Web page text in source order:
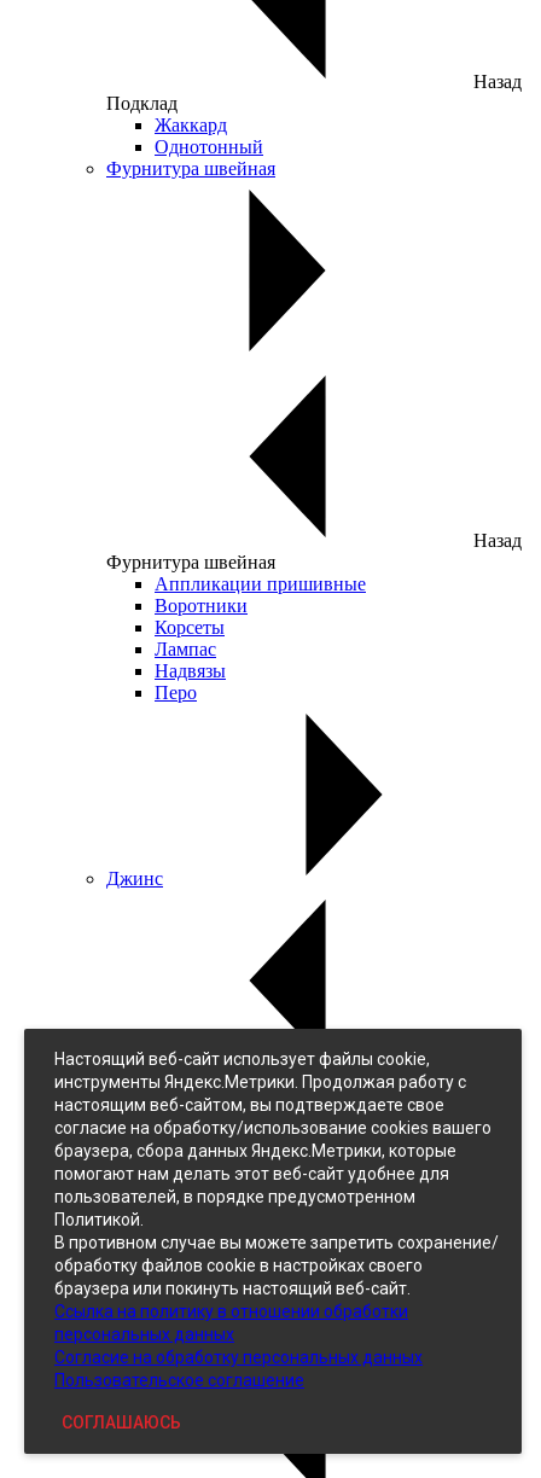
Назад
Подклад
Жаккард
Однотонный
Фурнитура швейная
Назад
Фурнитура швейная
Аппликации пришивные
Воротники
Корсеты
Лампас
Надвязы
Перо
Джинс
Джинс
Однотонный
Принтованный
Кожзам
Настоящий веб-сайт использует файлы cookie,
инструменты Яндекс.Метрики. Продолжая работу с
настоящим веб-сайтом, вы подтверждаете свое
согласие на обработку/использование cookies вашего
браузера, сбора данных Яндекс.Метрики, которые
помогают нам делать этот веб-сайт удобнее для
пользователей, в порядке предусмотренном
Политикой.
В противном случае вы можете запретить сохранение/
обработку файлов cookie в настройках своего
браузера или покинуть настоящий веб-сайт.
Ссылка на политику в отношении обработки
персональных данных
Согласие на обработку персональных данных
Пользовательское соглашение
СОГЛАШАЮСЬ